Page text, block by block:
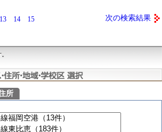
13 14 15 次の検索結果
所